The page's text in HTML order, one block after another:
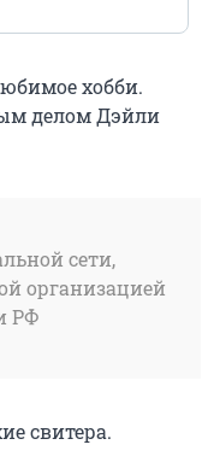
хобби.
делом Дэйли
сети,
организацией
РФ
свитера.